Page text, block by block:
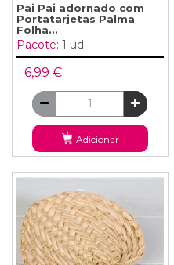
Pai Pai adornado com
Portatarjetas Palma
Folha...
Pacote: 1 ud
6,99 €
Adicionar